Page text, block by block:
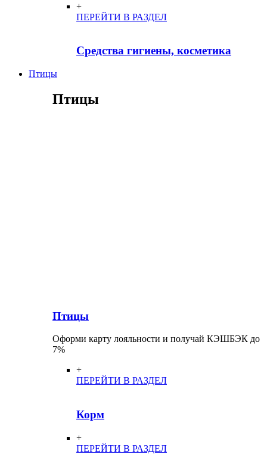
+
ПЕРЕЙТИ В РАЗДЕЛ
Средства гигиены, косметика
Птицы
Птицы
Птицы
Оформи карту лояльности и получай КЭШБЭК до
7%
+
ПЕРЕЙТИ В РАЗДЕЛ
Корм
+
ПЕРЕЙТИ В РАЗДЕЛ